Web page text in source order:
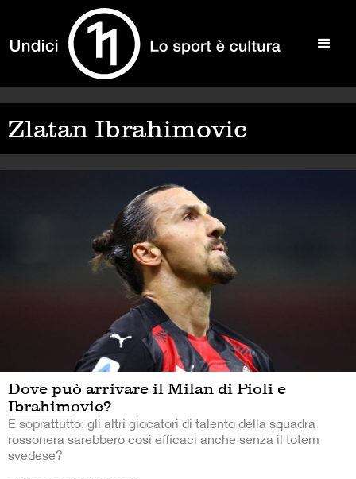
Zlatan Ibrahimovic
Dove può arrivare il Milan di Pioli e
Ibrahimovic?
E soprattutto: gli altri giocatori di talento della squadra
rossonera sarebbero così efficaci anche senza il totem
svedese?